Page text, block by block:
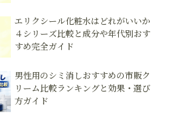
エリクシール化粧水はどれがいいか
４シリーズ比較と成分や年代別おす
すめ完全ガイド
男性用のシミ消しおすすめの市販ク
リーム比較ランキングと効果・選び
方ガイド